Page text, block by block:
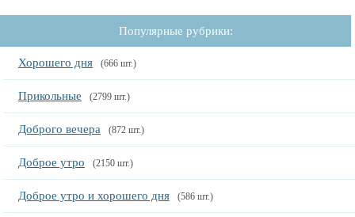
Популярные рубрики:
Хорошего дня (666 шт.)
Прикольные (2799 шт.)
Доброго вечера (872 шт.)
Доброе утро (2150 шт.)
Доброе утро и хорошего дня (586 шт.)